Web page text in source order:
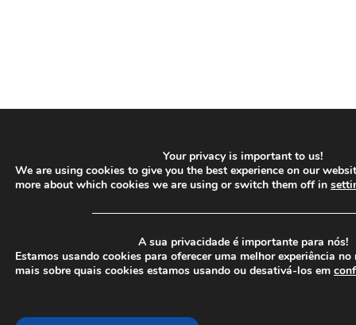
Your privacy is important to us!
We are using cookies to give you the best experience on our
more about which cookies we are using or switch them off in
A sua privacidade é importante para nós!
Estamos usando cookies para oferecer uma melhor experiência no
mais sobre quais cookies estamos usando ou desativá-los em